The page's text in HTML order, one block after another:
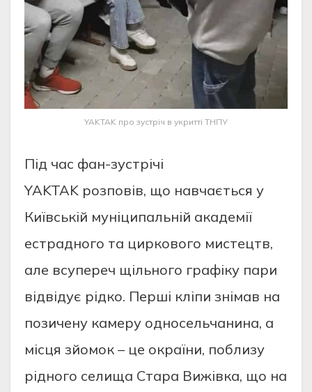
YAKTAK про зустріч в укритті ТНПУ
Під час фан-зустрічі
YAKTAK розповів, що навчається у
Київській муніципальній академії
естрадного та циркового мистецтв,
але всупереч щільного графіку пари
відвідує рідко. Перші кліпи знімав на
позичену камеру односельчанина, а
місця зйомок – це окраїни, поблизу
рідного селища Стара Вижівка, що на